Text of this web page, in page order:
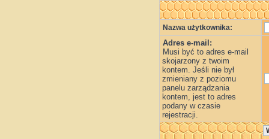
Nazwa użytkownika:
Adres e-mail:
Musi być to adres e-mail
skojarzony z twoim
kontem. Jeśli nie był
zmieniany z poziomu
panelu zarządzania
kontem, jest to adres
podany w czasie
rejestracji.